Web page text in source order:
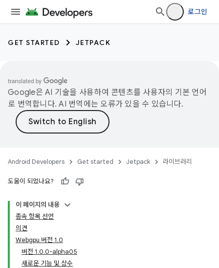
로그인
GET STARTED JETPACK
Google은 AI 기술을 사용하여 콘텐츠를 사용자의 기본 언어
로 번역합니다. AI 번역에는 오류가 있을 수 있습니다.
Android Developers Get started Jetpack 라이브러리
도움이 되었나요?
이 페이지의 내용
종속 항목 선언
의견
Webgpu 버전 1.0
버전 1.0.0-alpha05
새로운 기능 및 상수